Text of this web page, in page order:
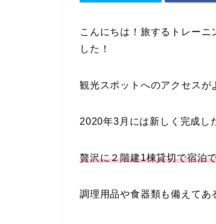
こんにちは！旅するトレーニ
した！
観光スポットへのアクセスが
2020年3月には新しく完成し
贅沢に２階建1棟貸切で宿泊
調理用品や食器類も備えてあ